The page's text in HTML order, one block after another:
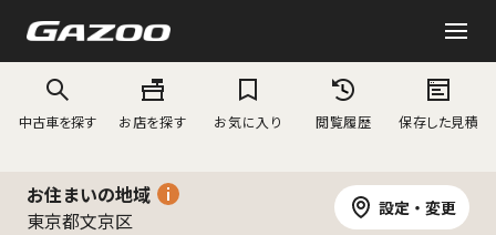
中古車を探す お店を探す お気に入り 閲覧履歴 保存した見積
お住まいの地域
東京都文京区
設定・変更